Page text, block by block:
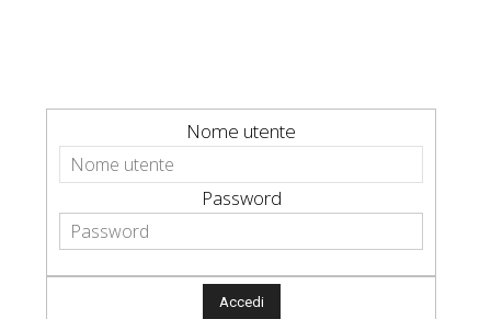
Nome utente
Password